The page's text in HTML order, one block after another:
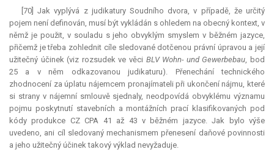
[70] Jak vyplývá z judikatury Soudního dvora, v případě, že určitý
pojem není definován, musí být vykládán s ohledem na obecný kontext, v
němž je použit, v souladu s jeho obvyklým smyslem v běžném jazyce,
přičemž je třeba zohlednit cíle sledované dotčenou právní úpravou a její
užitečný účinek (viz rozsudek ve věci BLV Wohn- und Gewerbebau, bod
25 a v něm odkazovanou judikaturu). Přenechání technického
zhodnocení za úplatu nájemcem pronajímateli při ukončení nájmu, které
si strany v nájemní smlouvě sjednaly, neodpovídá obvyklému významu
pojmu poskytnutí stavebních a montážních prací klasifikovaných pod
kódy produkce CZ CPA 41 až 43 v běžném jazyce. Jak bylo výše
uvedeno, ani cíl sledovaný mechanismem přenesení daňové povinnosti
a jeho užitečný účinek takový výklad nevyžaduje.